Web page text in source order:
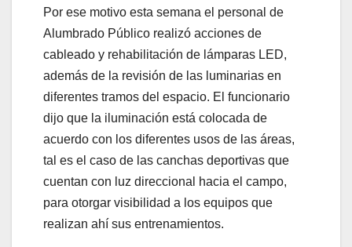
Por ese motivo esta semana el personal de
Alumbrado Público realizó acciones de
cableado y rehabilitación de lámparas LED,
además de la revisión de las luminarias en
diferentes tramos del espacio. El funcionario
dijo que la iluminación está colocada de
acuerdo con los diferentes usos de las áreas,
tal es el caso de las canchas deportivas que
cuentan con luz direccional hacia el campo,
para otorgar visibilidad a los equipos que
realizan ahí sus entrenamientos.